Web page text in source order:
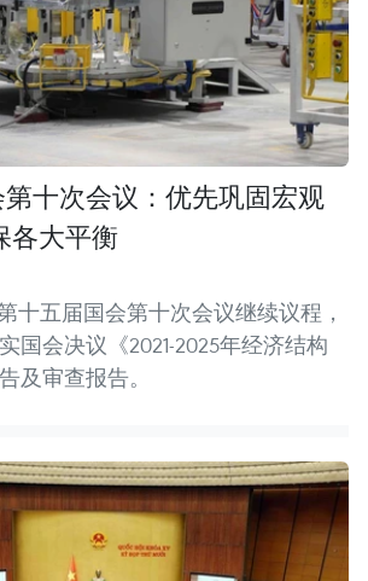
十次会议：优先巩固宏观
各大平衡
十五届国会第十次会议继续议程，
国会决议《2021-2025年经济结构
及审查报告。